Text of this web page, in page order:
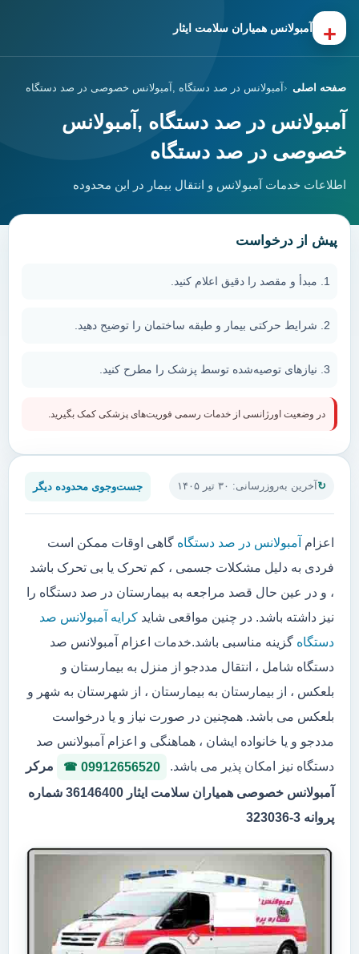
+ آمبولانس همیاران سلامت ایثار
صفحه اصلی آمبولانس در صد دستگاه ,آمبولانس خصوصی در صد دستگاه
آمبولانس در صد دستگاه ,آمبولانس
خصوصی در صد دستگاه
اطلاعات خدمات آمبولانس و انتقال بیمار در این محدوده
آخرین به‌روزرسانی: ۳۰ تیر ۱۴۰۵ جست‌وجوی محدوده دیگر
اعزام آمبولانس در صد دستگاه گاهی اوقات ممکن است
فردی به دلیل مشکلات جسمی ، کم تحرک یا بی تحرک باشد
، و در عین حال قصد مراجعه به بیمارستان در صد دستگاه را
نیز داشته باشد. در چنین مواقعی شاید کرایه آمبولانس صد
دستگاه گزینه مناسبی باشد.خدمات اعزام آمبولانس صد
دستگاه شامل ، انتقال مددجو از منزل به بیمارستان و
بلعکس ، از بیمارستان به بیمارستان ، از شهرستان به شهر و
بلعکس می باشد. همچنین در صورت نیاز و یا درخواست
مددجو و یا خانواده ایشان ، هماهنگی و اعزام آمبولانس صد
دستگاه نیز امکان پذیر می باشد.
09912656520
مرکر
آمبولانس خصوصی همیاران سلامت ایثار 36146400 شماره
پروانه 3-323036
پیش از درخواست
مبدأ و مقصد را دقیق اعلام کنید.
شرایط حرکتی بیمار و طبقه ساختمان را توضیح دهید.
نیازهای توصیه‌شده توسط پزشک را مطرح کنید.
در وضعیت اورژانسی از خدمات رسمی فوریت‌های پزشکی کمک بگیرید.